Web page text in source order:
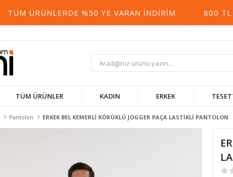
TÜM ÜRÜNLERDE %50 YE VARAN İNDIRIM 800 TL
TÜM ÜRÜNLER KADIN ERKEK
Pantolon ERKEK BEL KEMERLİ KÖRÜKLÜ JOGGER PAÇA LASTİKLİ PANTOLON